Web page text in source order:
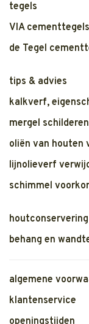
tegels
VIA cementtegels
de Tegel
tips & advies
kalkverf,
mergel schilderen
oliën van houten
lijnolieverf
schimmel
houtconservering
behang en
algemene
klantenservice
openingstijden